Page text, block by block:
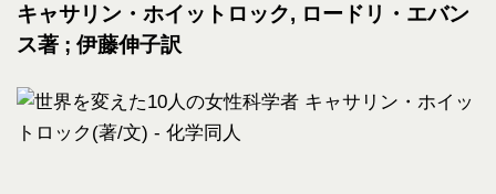
キャサリン・ホイットロック, ロードリ・エバン
ス著 ; 伊藤伸子訳